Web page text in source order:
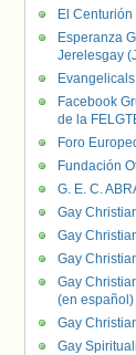
El
Esperanza
Jerelesgay
Facebook
de la
Foro
Fundación
G. E. C.
Gay
Gay
Gay
Gay
(en español)
Gay
Gay